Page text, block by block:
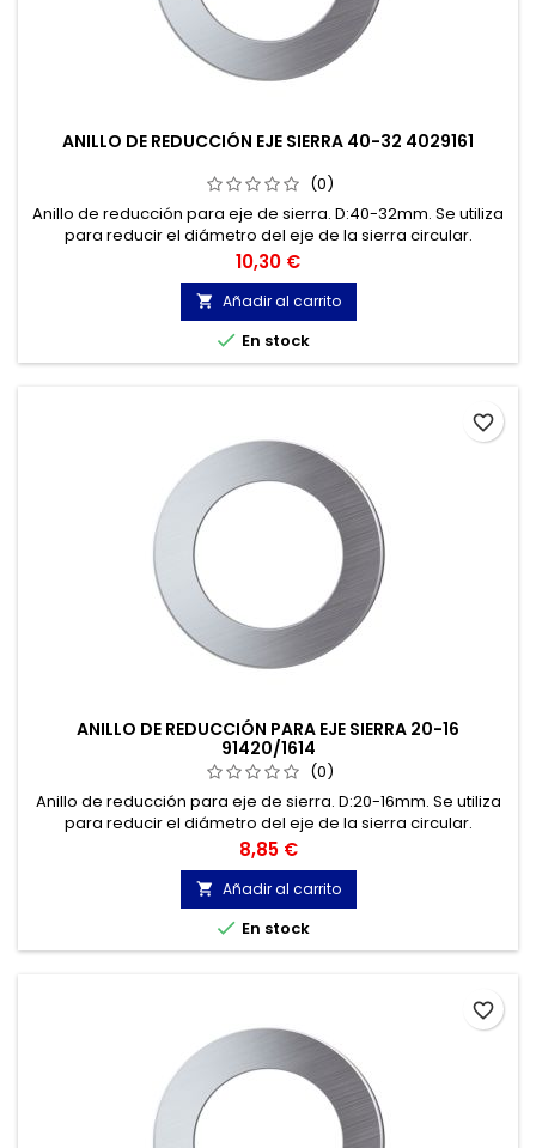
ANILLO DE REDUCCIÓN EJE SIERRA 40-32 4029161
(0)
Anillo de reducción para eje de sierra. D:40-32mm. Se utiliza
para reducir el diámetro del eje de la sierra circular.
Precio
10,30 €
 Añadir al carrito
 En stock
ANILLO DE REDUCCIÓN PARA EJE SIERRA 20-16
91420/1614
(0)
Anillo de reducción para eje de sierra. D:20-16mm. Se utiliza
para reducir el diámetro del eje de la sierra circular.
Precio
8,85 €
 Añadir al carrito
 En stock
favorite_border
favorite_border